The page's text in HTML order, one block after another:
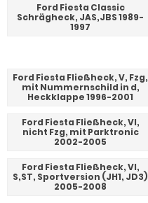
Ford Fiesta Classic
Schrägheck, JAS,JBS 1989-
1997
Ford Fiesta Fließheck, V, Fzg,
mit Nummernschild in d,
Heckklappe 1996-2001
Ford Fiesta Fließheck, VI,
nicht Fzg, mit Parktronic
2002-2005
Ford Fiesta Fließheck, VI,
S,ST, Sportversion (JH1, JD3)
2005-2008